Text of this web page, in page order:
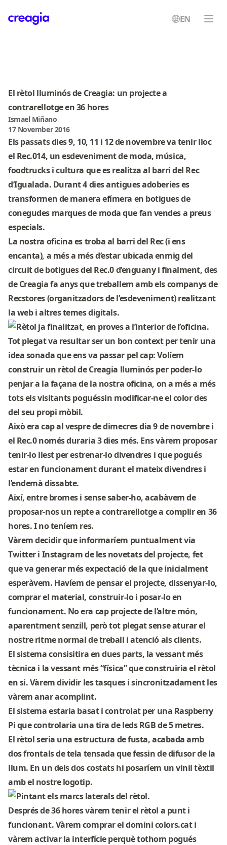
EN
El rètol lluminós de Creagia: un projecte a
contrarellotge en 36 hores
Ismael Miñano
17 November 2016
Els passats dies 9, 10, 11 i 12 de novembre va tenir lloc
el Rec.014, un esdeveniment de moda, música,
foodtrucks i cultura que es realitza al barri del Rec
d’Igualada. Durant 4 dies antigues adoberies es
transformen de manera efímera en botigues de
conegudes marques de moda que fan vendes a preus
especials.
La nostra oficina es troba al barri del Rec (i ens
encanta), a més a més d’estar ubicada enmig del
circuit de botigues del Rec.0 d’enguany i finalment, des
de Creagia fa anys que treballem amb els companys de
Recstores (organitzadors de l’esdeveniment) realitzant
la web i altres temes digitals.
Tot plegat va resultar ser un bon context per tenir una
idea sonada que ens va passar pel cap:Volíem
construir un rètol de Creagia lluminósper poder-lo
penjar a la façana de la nostra oficina, on a més a més
tots els visitants poguéssin modificar-ne el color des
del seu propi mòbil.
Això era cap al vespre de dimecres dia 9 de novembre i
el Rec.0 només duraria 3 dies més. Ens vàrem proposar
tenir-lo llest per estrenar-lo divendres i que pogués
estar en funcionament durant el mateix divendres i
l’endemà dissabte.
Així, entre bromes i sense saber-ho, acabàvem de
proposar-nos un repte a contrarellotge a complir en 36
hores. I no teníem res.
Vàrem decidir que informaríem puntualment via
Twitteri Instagramde les novetats del projecte, fet
que va generar més expectació de la que inicialment
esperàvem. Havíem de pensar el projecte, dissenyar-lo,
comprar el material, construir-lo i posar-lo en
funcionament. No era cap projecte de l’altre món,
aparentment senzill, però tot plegat sense aturar el
nostre ritme normal de treball i atenció als clients.
El sistema consisitira en dues parts, la vessant més
tècnica i la vessant més “física” que construiria el rètol
en si. Vàrem dividir les tasques i sincronitzadament les
vàrem anar acomplint.
El sistema estaria basat i controlat per una Raspberry
Pi que controlaria una tira de leds RGB de 5 metres.
El rètol seria una estructura de fusta, acabada amb
dos frontals de tela tensada que fessin de difusor de la
llum. En un dels dos costats hi posaríem un vinil tèxtil
amb el nostre logotip.
Després de 36 hores vàrem tenir el rètol a punt i
funcionant. Vàrem comprar el domini colors.cat i
vàrem activar la interfície perquè tothom pogués